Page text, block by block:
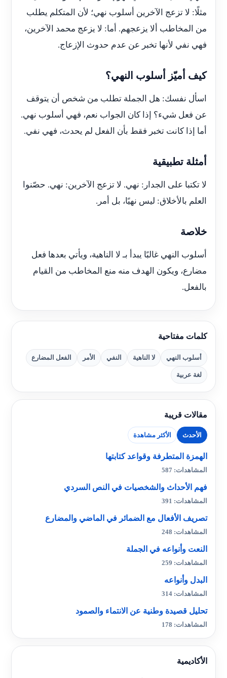
مثلًا: لا تزعج الآخرين أسلوب نهي؛ لأن المتكلم يطلب
من المخاطب ألا يزعجهم. أما: لا يزعج محمد الآخرين،
فهي نفي لأنها تخبر عن عدم حدوث الإزعاج.
كيف أميّز أسلوب النهي؟
اسأل نفسك: هل الجملة تطلب من شخص أن يتوقف
عن فعل شيء؟ إذا كان الجواب نعم، فهي أسلوب نهي.
أما إذا كانت تخبر فقط بأن الفعل لم يحدث، فهي نفي.
أمثلة تطبيقية
لا تكتبا على الجدار: نهي. لا تزعج الآخرين: نهي. حصّنوا
العلم بالأخلاق: ليس نهيًا، بل أمر.
خلاصة
أسلوب النهي غالبًا يبدأ بـ لا الناهية، ويأتي بعدها فعل
مضارع، ويكون الهدف منه منع المخاطب من القيام
بالفعل.
كلمات مفتاحية
أسلوب النهي لا الناهية النفي الأمر الفعل المضارع
لغة عربية
مقالات قريبة
الأحدث الأكثر مشاهدة
الهمزة المتطرفة وقواعد كتابتها
المشاهدات: 587
فهم الأحداث والشخصيات في النص السردي
المشاهدات: 391
تصريف الأفعال مع الضمائر في الماضي والمضارع
المشاهدات: 248
النعت وأنواعه في الجملة
المشاهدات: 259
البدل وأنواعه
المشاهدات: 314
تحليل قصيدة وطنية عن الانتماء والصمود
المشاهدات: 178
الأكاديمية